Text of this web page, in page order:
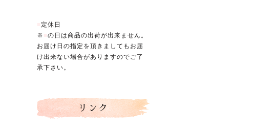
定休日
※
の日は商品の出荷が出来ません。
お届け日の指定を頂きましてもお届
け出来ない場合がありますのでご了
承下さい。
リンク